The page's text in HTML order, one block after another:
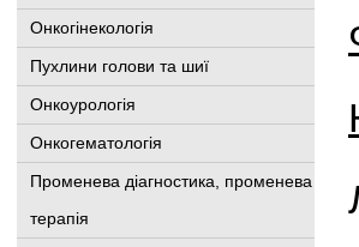
Онкогінекологія
Пухлини голови та шиї
Онкоурологія
Онкогематологія
Променева діагностика, променева
терапія